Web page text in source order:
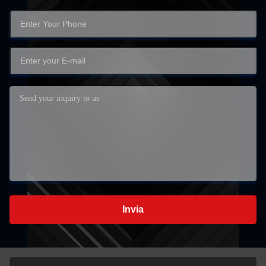
Invia